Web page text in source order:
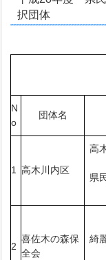
択団体
N
o
団体名
1 高木川内区
高
県
2
喜佐木の森保
全会
綺